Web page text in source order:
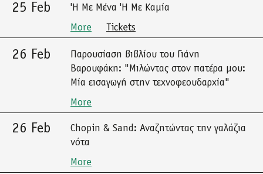
25 Feb
'Η Με Μένα 'Η Με Καμία
More
Tickets
26 Feb
Παρουσίαση βιβλίου του Γιάνη
Βαρουφάκη: "Μιλώντας στον πατέρα μου:
Μία εισαγωγή στην τεχνοφεουδαρχία"
More
26 Feb
Chopin & Sand: Αναζητώντας την γαλάζια
νότα
More